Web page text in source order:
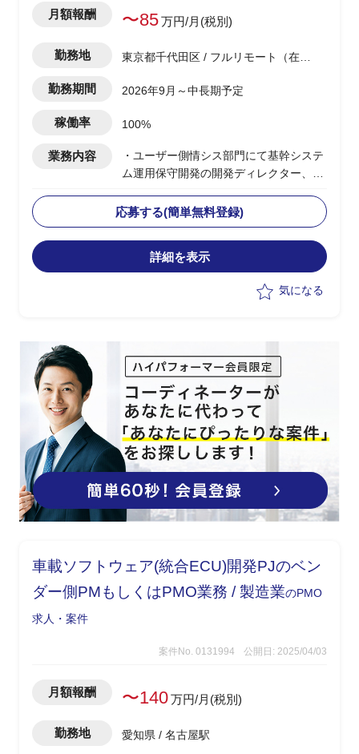
月額報酬 〜85万円/月(税別)
勤務地
東京都千代田区 / フルリモート（在
勤務期間 2026年9月～中長期予定
稼働率 100%
業務内容
・ユーザー側情シス部門にて基幹システ
ム運用保守開発の開発ディレクター、
・開発ディレクターから開始し状況に応
じて開発PMも担当
・開発ディレクターとして以下を実施
・3～30人月を複数並行で担当
・設計レビュー(ユーザーへの対面説明
の場合あり)
・受入テスト(設計およびテストケース
作成、データ作成、テスト実施、課題管
理)
・UATサポート、リリース管理等
・開発PMとして以下を実施
・顧客のIT化施策および案件の推進を担
う情シス側のPM支援
・情シス部門内の開発チームをまとめ、
・PJ管理および開発チームのマネジメン
・IT投資決済関連業務
・元請チームでのサブリーダー業務(メ
FW(Seasar2、SAStruts)、DB:Oracle
応募する(簡単無料登録)
詳細を表示
気になる
車載ソフトウェア(統合ECU)開発PJのベン
ダー側PMもしくはPMO業務 / 製造業のPMO
求人・案件
案件No. 0131994 公開日: 2025/04/03
月額報酬 〜140万円/月(税別)
勤務地 愛知県 / 名古屋駅